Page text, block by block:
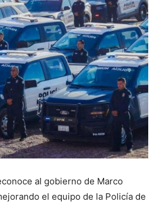
al gobierno de Marco
el equipo de la Policía de